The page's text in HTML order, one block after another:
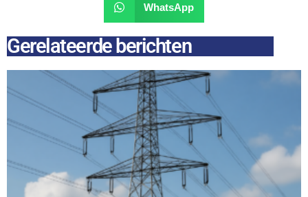
WhatsApp
Gerelateerde berichten